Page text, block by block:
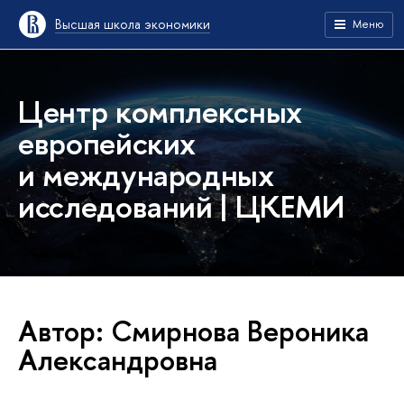
Высшая школа экономики Меню
Центр комплексных
европейских
и международных
исследований | ЦКЕМИ
Автор: Смирнова Вероника
Александровна